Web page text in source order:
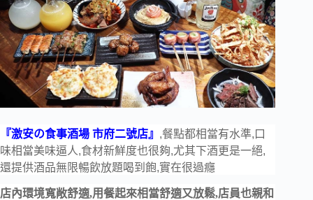
『激安の食事酒場 市府二號店』 ,餐點都相當有水準,口
味相當美味逼人,食材新鮮度也很夠,尤其下酒更是一絕,
還提供酒品無限暢飲放題喝到飽,實在很過癮
店內環境寬敞舒適,用餐起來相當舒適又放鬆,店員也親和